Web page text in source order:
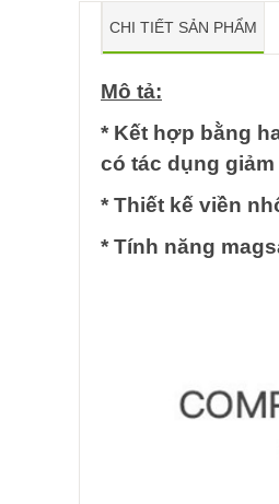
CHI TIẾT SẢN PHẨM
Mô tả:
* Kết hợp bằng
có tác dụng giảm
* Thiết kế viền
* Tính năng